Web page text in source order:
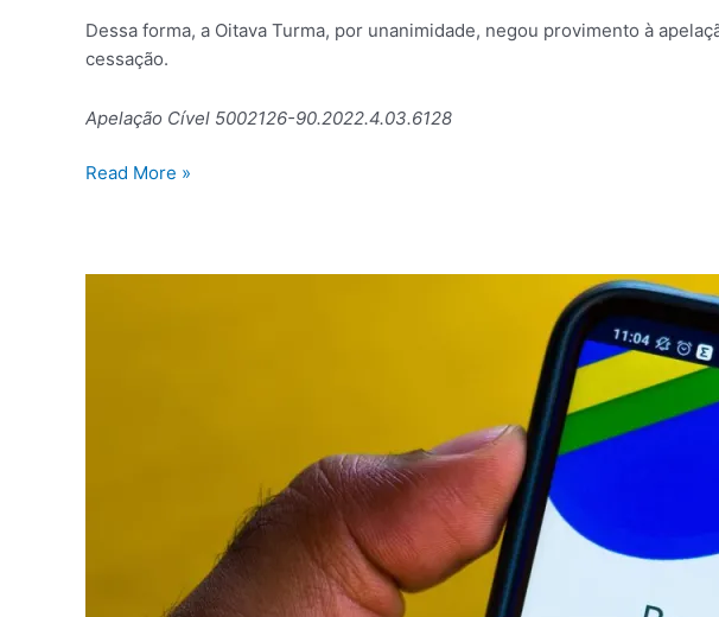
Dessa forma, a Oitava Turma, por unanimidade, negou provimento à
cessação.
Apelação Cível 5002126-90.2022.4.03.6128
Read More »